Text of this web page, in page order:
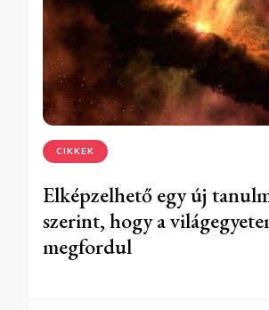
CIKKEK
Elképzelhető egy új
szerint, hogy a
megfordul